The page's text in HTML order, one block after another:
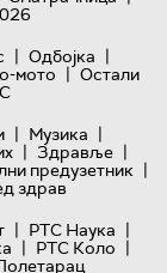
| Одбојка |
мото | Остали
| Музика |
| Здравље |
предузетник |
здрав
| РТС Наука |
| РТС Коло |